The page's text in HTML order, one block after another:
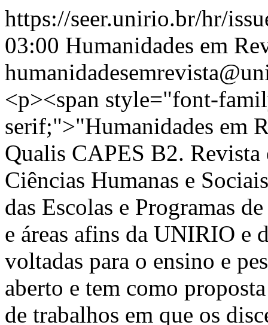
https://seer.unirio.br/hr/
03:00 Humanidades em
<p><span style="font-
serif;">"Humanidades em
Qualis CAPES B2.
Ciências Humanas e
das Escolas e Programas
e áreas afins da UNIRIO e
voltadas para o ensino e
aberto e tem como
de trabalhos em que os